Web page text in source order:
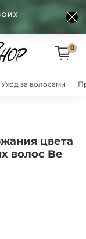
0
Уход за волосами
цвета
волос Be